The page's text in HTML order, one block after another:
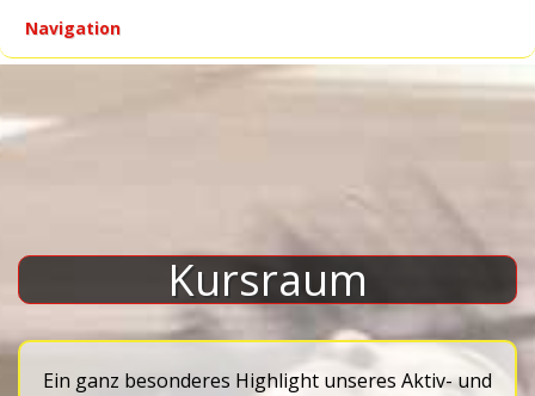
Navigation
Kursraum
Ein ganz besonderes Highlight unseres Aktiv- und